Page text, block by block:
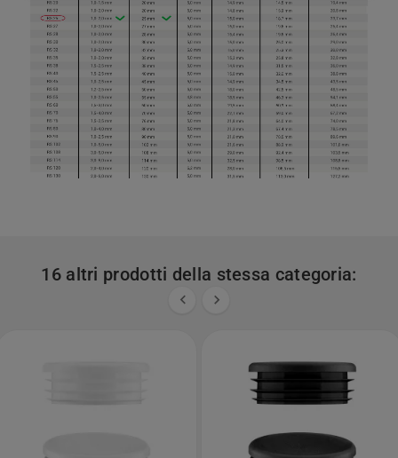
16 altri prodotti della stessa categoria:
 